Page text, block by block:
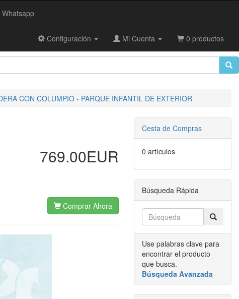
Whatsapp
Configuración Mi Cuenta 0 productos
CON COLUMPIO - PARQUE INFANTIL DE EXTERIOR
769.00EUR
Comprar Ahora
Cesta de Compras
0 artículos
Búsqueda Rápida
Use palabras clave para
encontrar el producto
que busca.
Búsqueda Avanzada